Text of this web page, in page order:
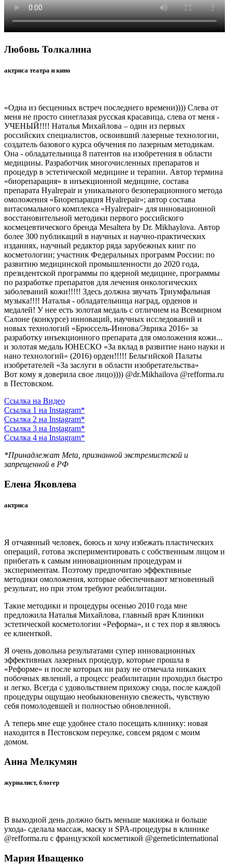
Любовь Толкалина
актриса театра и кино
«Одна из бесценных встреч последнего времени)))) Слева от
меня не просто синеглазая русская красавица, слева от меня -
УЧЕНЫЙ!!!! Наталья Михайлова – один из первых
российских специалистов, освоивший лазерные технологии,
создатель базового курса обучения по лазерным методикам.
Она - обладательница 8 патентов на изобретения в области
медицины. Разработчик многочисленных препаратов и
процедур в эстетической медицине и терапии. Автор термина
«биорепарация» в инъекционной медицине, состава
препарата Hyalrepair и уникального безоперационного метода
омоложения «Биорепарация Hyalrepair»; автор состава
витасомального комплекса «Hyalrepair» для инновационной
восстановительной методики первого российского
космецевтического бренда Mesaltera by Dr. Mikhaylova. Автор
более 300 публикаций в научных и научно-практических
изданиях, научный редактор ряда зарубежных книг по
косметологии; участник Федеральных программ России: по
развитию медицинской промышленности до 2020 года,
президентской программы по ядерной медицине, программы
по разработке препаратов для лечения онкологических
заболеваний кожи!!!!! Здесь должна звучать Триумфальная
музыка!!!! Наталья - обладательница наград, орденов и
медалей! У нее есть золотая медаль с отличием на Всемирном
Салоне (конкурсе) инноваций, научных исследований и
новых технологий «Брюссель-Иннова/Эврика 2016» за
разработку инъекционного препарата для омоложения кожи...
и золотая медаль ЮНЕСКО «За вклад в развитие нано науки и
нано технологий» (2016) орден!!!!! Бельгийской Палаты
изобретателей «За заслуги в области изобретательства»
Вот кому я доверила свое лицо)))) @dr.Mikhailova @refforma.ru
в Пестовском.
Ссылка на Видео
Ссылка 1 на Instagram*
Ссылка 2 на Instagram*
Ссылка 3 на Instagram*
Ссылка 4 на Instagram*
*Принадлежат Meta, признанной экстремистской и
запрещенной в РФ
Елена Яковлева
актриса
Я отчаянный человек, боюсь и хочу избежать пластических
операций, готова экспериментировать с собственным лицом и
прибегать к самым инновационным процедурам и
экспериментам. Поэтому предпочитаю эффективные
методики омоложения, которые обеспечивают мгновенный
результат, но при этом требуют реабилитации.
Такие методики и процедуры осенью 2010 года мне
предложила Наталья Михайлова, главный врач Клиники
эстетической косметологии «Реформа», и с тех пор я являюсь
ее клиенткой.
Я очень довольна результатами супер инновационных
эффективных лазерных процедур, которые прошла в
«Реформе» и после которых ни разу не отмечала никаких
побочных явлений, а процесс реабилитации проходил быстро
и легко. Всегда с удовольствием прихожу сюда, после каждой
процедуры ощущаю необыкновенную свежесть, чувствую
себя помолодевшей и полностью обновленной.
А теперь мне еще удобнее стало посещать клинику: новая
находится в Пестовском переулке, совсем рядом с моим
домом.
Анна Мелкумян
журналист, блогер
В выходной день должно быть меньше макияжа и больше
ухода- сделала массаж, маску и SPA-процедуры в клинике
@refforma.ru с французской косметикой @gerneticinternational
Мария Иващенко